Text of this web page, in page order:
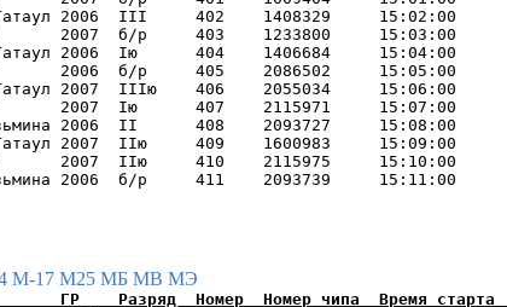
2006  III     402    1408329     15:02:00
2007  б/р     403    1233800     15:03:00
2006  Iю      404    1406684     15:04:00
2006  б/р     405    2086502     15:05:00
2007  IIIю    406    2055034     15:06:00
2007  Iю      407    2115971     15:07:00
2006  II      408    2093727     15:08:00
2007  IIю     409    1600983     15:09:00
2007  IIю     410    2115975     15:10:00
М-17 М25 МБ МВ МЭ